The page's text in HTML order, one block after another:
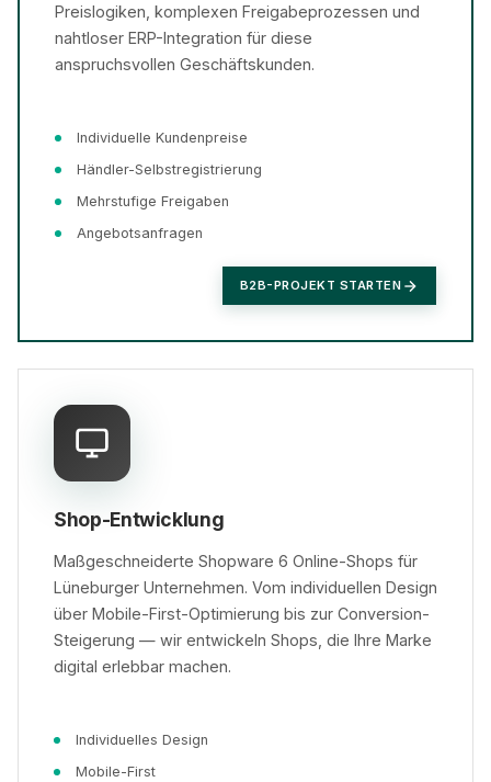
Preislogiken, komplexen Freigabeprozessen und
nahtloser ERP-Integration für diese
anspruchsvollen Geschäftskunden.
Individuelle Kundenpreise
Händler-Selbstregistrierung
Mehrstufige Freigaben
Angebotsanfragen
B2B-PROJEKT STARTEN
Shop-Entwicklung
Maßgeschneiderte Shopware 6 Online-Shops für
Lüneburger Unternehmen. Vom individuellen Design
über Mobile-First-Optimierung bis zur Conversion-
Steigerung — wir entwickeln Shops, die Ihre Marke
digital erlebbar machen.
Individuelles Design
Mobile-First